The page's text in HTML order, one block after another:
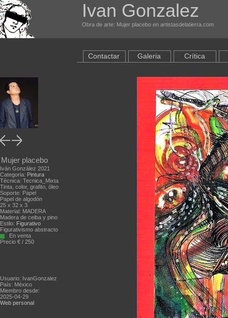
Ivan Gonzalez
Obra de arte: Mujer placebo en artistasdelatierra.com
Mujer placebo
Iván González 2021
Categoria: Pintura
Técnica: Tecnica_Mixta
Tinta, color, grafito, óleo
Soporte: Papel
Papel de algodón
25 x 32 x 3
Material: MADERA
Madera de ceiba y pino
Estilo: Figurativo
Figurativismo abstracto
En venta
Precio € / 250
Usuario: IvanGonzalez
País: México
Miembro desde:
2025-04-29
Web personal
Contactar Galeria Crítica